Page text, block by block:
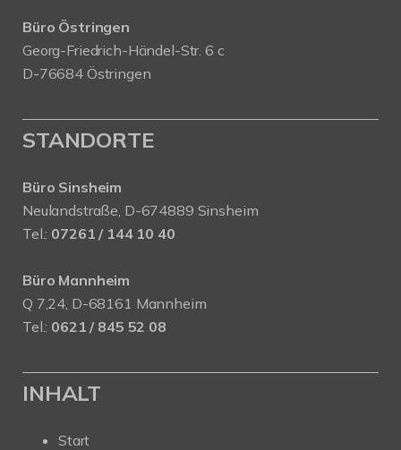
Büro Östringen
Georg-Friedrich-Händel-Str. 6 c
D-76684 Östringen
STANDORTE
Büro Sinsheim
Neulandstraße, D-674889 Sinsheim
Tel.: 07261 / 144 10 40
Büro Mannheim
Q 7,24, D-68161 Mannheim
Tel.: 0621 / 845 52 08
INHALT
Start